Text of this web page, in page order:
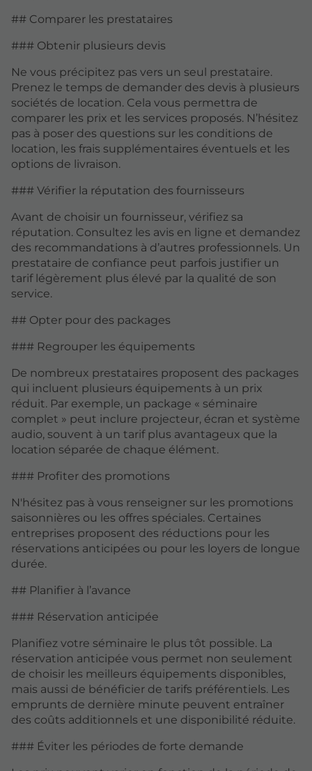
## Comparer les prestataires
### Obtenir plusieurs devis
Ne vous précipitez pas vers un seul prestataire.
Prenez le temps de demander des devis à plusieurs
sociétés de location. Cela vous permettra de
comparer les prix et les services proposés. N’hésitez
pas à poser des questions sur les conditions de
location, les frais supplémentaires éventuels et les
options de livraison.
### Vérifier la réputation des fournisseurs
Avant de choisir un fournisseur, vérifiez sa
réputation. Consultez les avis en ligne et demandez
des recommandations à d’autres professionnels. Un
prestataire de confiance peut parfois justifier un
tarif légèrement plus élevé par la qualité de son
service.
## Opter pour des packages
### Regrouper les équipements
De nombreux prestataires proposent des packages
qui incluent plusieurs équipements à un prix
réduit. Par exemple, un package « séminaire
complet » peut inclure projecteur, écran et système
audio, souvent à un tarif plus avantageux que la
location séparée de chaque élément.
### Profiter des promotions
N'hésitez pas à vous renseigner sur les promotions
saisonnières ou les offres spéciales. Certaines
entreprises proposent des réductions pour les
réservations anticipées ou pour les loyers de longue
durée.
## Planifier à l’avance
### Réservation anticipée
Planifiez votre séminaire le plus tôt possible. La
réservation anticipée vous permet non seulement
de choisir les meilleurs équipements disponibles,
mais aussi de bénéficier de tarifs préférentiels. Les
emprunts de dernière minute peuvent entraîner
des coûts additionnels et une disponibilité réduite.
### Éviter les périodes de forte demande